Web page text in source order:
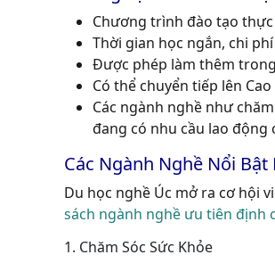
Chương trình đào tạo
Thời gian học ngắn, chi
Được phép làm thêm
Có thể chuyển tiếp lên
Các ngành nghề như
đang có nhu cầu lao động
Các Ngành Nghề Nổi Bật
Du học nghề Úc mở ra cơ hội
sách ngành nghề ưu tiên định
1. Chăm Sóc Sức Khỏe